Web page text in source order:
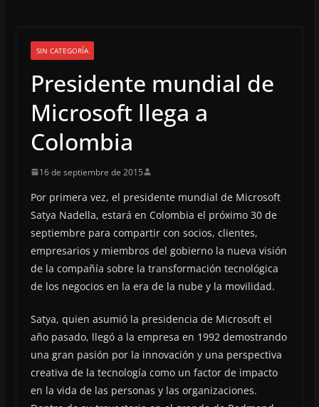
SIN CATEGORÍA
Presidente mundial de
Microsoft llega a
Colombia
16 de septiembre de 2015
Por primera vez, el presidente mundial de Microsoft
Satya Nadella, estará en Colombia el próximo 30 de
septiembre para compartir con socios, clientes,
empresarios y miembros del gobierno la nueva visión
de la compañía sobre la transformación tecnológica
de los negocios en la era de la nube y la movilidad.
Satya, quien asumió la presidencia de Microsoft el
año pasado, llegó a la empresa en 1992 demostrando
una gran pasión por la innovación y una perspectiva
creativa de la tecnología como un factor de impacto
en la vida de las personas y las organizaciones.